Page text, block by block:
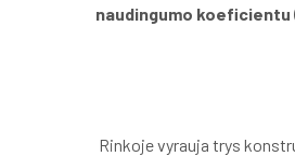
naudingumo koeficientu
Rinkoje vyrauja trys